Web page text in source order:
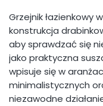
Grzejnik łazienkowy
konstrukcja
aby sprawdzać się
jako praktyczna
wpisuje się w
minimalistycznych
niezawodne